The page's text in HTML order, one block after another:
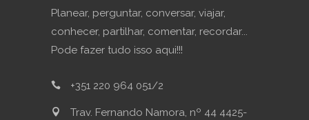
Planear, perguntar, conversar, viajar,
conhecer, partilhar, comentar, recordar...
Pode fazer tudo isso aqui!!!
+351 220 964 051/2
Trav. Fernando Namora, nº 44 4425-